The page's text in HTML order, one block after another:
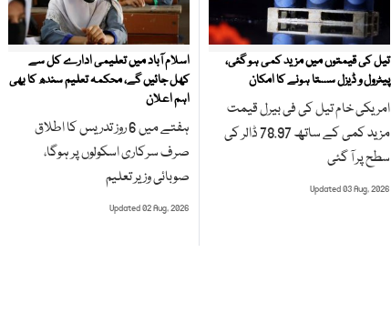
تیل کی قیمتوں میں مزید کمی ہو گئی،
پیٹرول و ڈیزل سستا ہونے کا امکان
امریکی خام تیل کی فی بیرل قیمت
مزید کمی کے ساتھ 78.97 ڈالر کی
سطح پر آ گئی
Updated 03 Aug, 2026
اسلام آباد میں تعلیمی ادارے کل سے
کھل جائیں گے، محکمہ تعلیم سندھ کا بھی
اہم اعلان
ہفتے میں 6 روز تدریس کا اطلاق
صرف سرکاری اسکولوں پر ہوگا،
صوبائی وزیر تعلیم
Updated 02 Aug, 2026